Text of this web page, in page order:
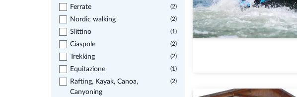
Ferrate (2)
Nordic walking (2)
Slittino (1)
Ciaspole (2)
Trekking (2)
Equitazione (1)
Rafting, Kayak, Canoa,
Canyoning
(2)